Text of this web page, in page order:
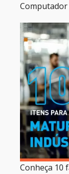
Computador
Conheça 10